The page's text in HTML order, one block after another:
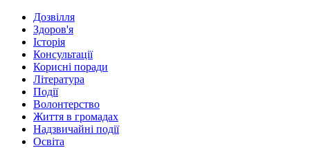
Дозвілля
Здоров'я
Історія
Консультації
Корисні поради
Література
Події
Волонтерство
Життя в громадах
Надзвичайні події
Освіта